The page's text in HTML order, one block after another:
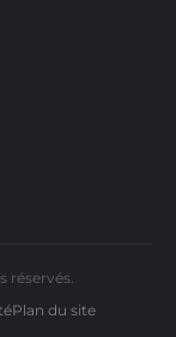
réservés.
Plan du site